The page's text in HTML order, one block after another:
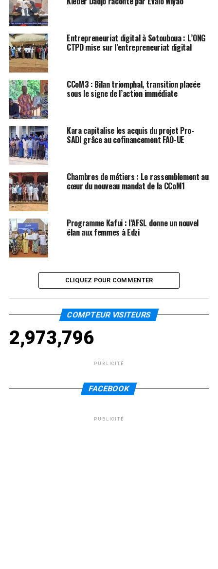
Entrepreneuriat digital à Sotouboua : L’ONG
CTPD mise sur l’entrepreneuriat digital
CCoM3 : Bilan triomphal, transition placée
sous le signe de l’action immédiate
Kara capitalise les acquis du projet Pro-
SADI grâce au cofinancement FAO-UE
Chambres de métiers : Le rassemblement au
cœur du nouveau mandat de la CCoM1
Programme Kafui : l’AFSL donne un nouvel
élan aux femmes à Edzi
CLIQUEZ POUR COMMENTER
COMPTEUR VISITEURS
2,973,796
PUBLICITÉ
FACEBOOK
PUBLICITÉ